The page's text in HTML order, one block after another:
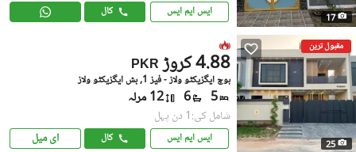
17 ایس ایم ایس کال
مقبول ترین
25
PKR 4.88 کروڑ
بوچ ایگزیکٹو ولاز - فیز 1, بش ایگزیکٹو ولاز
5
6 12 مرلہ
شامل کی:1 دن پہل
ایس ایم ایس کال ای میل